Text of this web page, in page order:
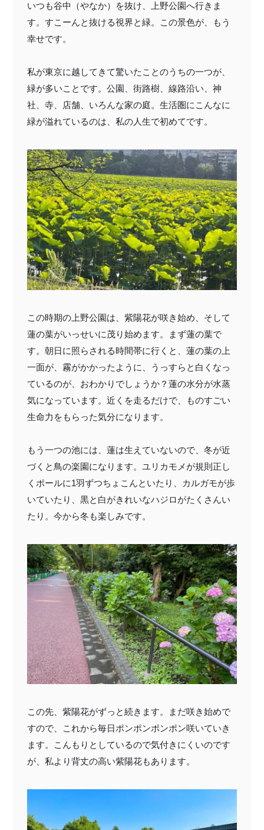
いつも谷中（やなか）を抜け、上野公園へ行きま
す。すこーんと抜ける視界と緑。この景色が、もう
幸せです。
私が東京に越してきて驚いたことのうちの一つが、
緑が多いことです。公園、街路樹、線路沿い、神
社、寺、店舗、いろんな家の庭。生活圏にこんなに
緑が溢れているのは、私の人生で初めてです。
この時期の上野公園は、紫陽花が咲き始め、そして
蓮の葉がいっせいに茂り始めます。まず蓮の葉で
す。朝日に照らされる時間帯に行くと、蓮の葉の上
一面が、霧がかかったように、うっすらと白くなっ
ているのが、おわかりでしょうか？蓮の水分が水蒸
気になっています。近くを走るだけで、ものすごい
生命力をもらった気分になります。
もう一つの池には、蓮は生えていないので、冬が近
づくと鳥の楽園になります。ユリカモメが規則正し
くポールに1羽ずつちょこんといたり、カルガモが歩
いていたり、黒と白がきれいなハジロがたくさんい
たり。今から冬も楽しみです。
この先、紫陽花がずっと続きます。まだ咲き始めで
すので、これから毎日ポンポンポンポン咲いていき
ます。こんもりとしているので気付きにくいのです
が、私より背丈の高い紫陽花もあります。